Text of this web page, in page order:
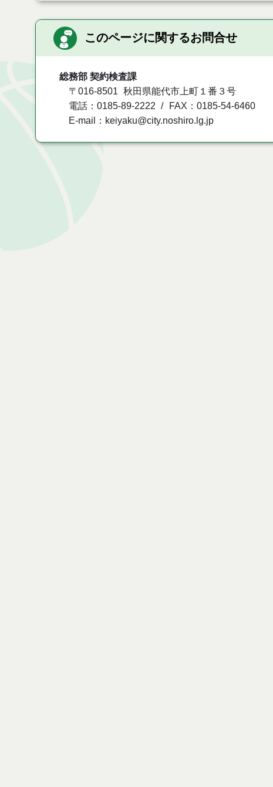
このページに関するお問合せ
総務部 契約検査課
〒016-8501
秋田県能代市上町１番３号
電話：0185-89-2222
FAX：0185-54-6460
E-mail：keiyaku@city.noshiro.lg.jp